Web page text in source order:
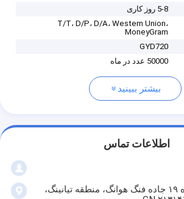
5-8 روز کاری
T/T، D/P، D/A، Western Union،
MoneyGram
GYD720
50000 عدد در ماه
بیشتر ببینید
اطلاعات تماس
ساختمان ۲-۵، شماره ۱۹ جاده فنگ هوانگ، منطقه تیانینگ،